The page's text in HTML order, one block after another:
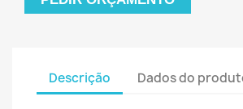
Descrição Dados do